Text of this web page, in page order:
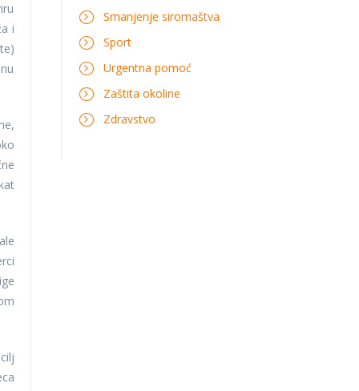
i
Smanjenje siromaštva
Sport
Urgentna pomoć
Zaštita okoline
Zdravstvo